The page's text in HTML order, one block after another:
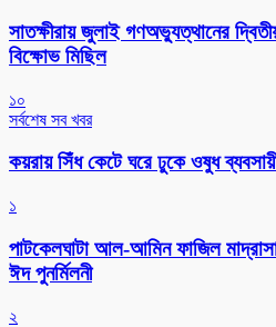
সাতক্ষীরায় জুলাই গণঅভ্যুত্থানের
বিক্ষোভ মিছিল
১০
সর্বশেষ সব খবর
কয়রায় সিঁধ কেটে ঘরে ঢুকে ওষুধ
১
পাটকেলঘাটা আল-আমিন ফাজিল
ঈদ পুনর্মিলনী
২